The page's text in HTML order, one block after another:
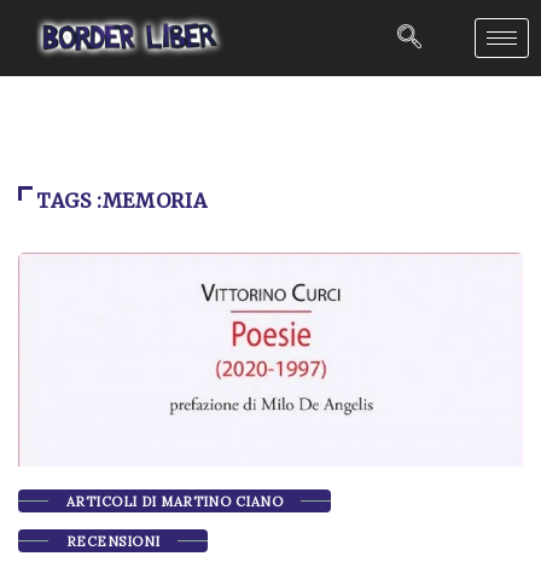
TAGS :MEMORIA
ARTICOLI DI MARTINO CIANO
RECENSIONI